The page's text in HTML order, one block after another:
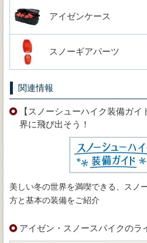
アイゼンケース
スノーギアパーツ
関連情報
【スノーシューハイク装備ガ
界に飛び出そう！
美しい冬の世界を満喫できる、スノ
方と基本の装備をご紹介
アイゼン・スノースパイクのラ